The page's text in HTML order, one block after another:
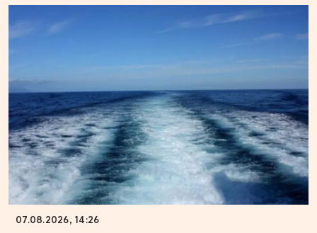
07.08.2026, 14:26